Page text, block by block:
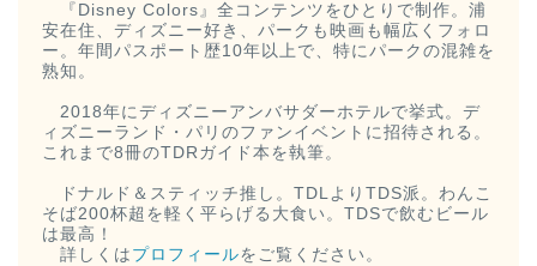
『Disney Colors』全コンテンツをひとりで制作。浦
安在住、ディズニー好き、パークも映画も幅広くフォロ
ー。年間パスポート歴10年以上で、特にパークの混雑を
熟知。
2018年にディズニーアンバサダーホテルで挙式。デ
ィズニーランド・パリのファンイベントに招待される。
これまで8冊のTDRガイド本を執筆。
ドナルド＆スティッチ推し。TDLよりTDS派。わんこ
そば200杯超を軽く平らげる大食い。TDSで飲むビール
は最高！
詳しくは プロフィールをご覧ください。